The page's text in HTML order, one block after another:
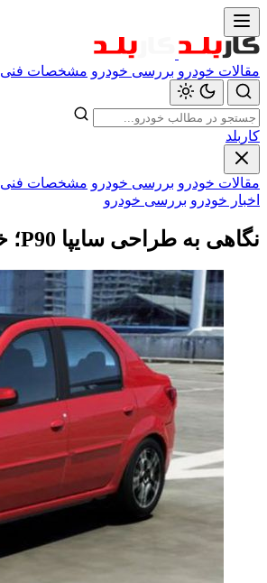
مقالات خودرو بررسی خودرو مشخصات فنی
کاربلد
مقالات خودرو بررسی خودرو مشخصات فنی
اخبار خودرو بررسی خودرو
نگاهی به طراحی سایپا P90؛ خودروی جایگزین ال ۹۰